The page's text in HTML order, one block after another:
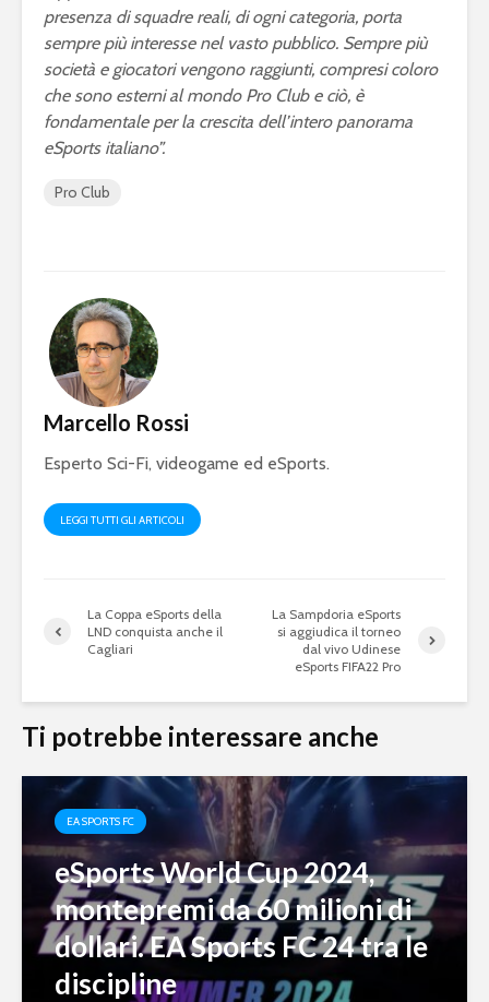
presenza di squadre reali, di ogni categoria, porta
sempre più interesse nel vasto pubblico. Sempre più
società e giocatori vengono raggiunti, compresi coloro
che sono esterni al mondo Pro Club e ciò, è
fondamentale per la crescita dell’intero panorama
eSports italiano”.
Pro Club
Marcello Rossi
Esperto Sci-Fi, videogame ed eSports.
LEGGI TUTTI GLI ARTICOLI
La Coppa eSports della
LND conquista anche il
Cagliari
La Sampdoria eSports
si aggiudica il torneo
dal vivo Udinese
eSports FIFA22 Pro
Ti potrebbe interessare anche
EA SPORTS FC
eSports World Cup 2024,
montepremi da 60 milioni di
dollari. EA Sports FC 24 tra le
discipline